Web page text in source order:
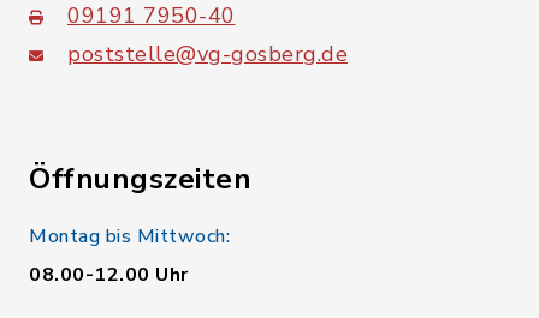
09191 7950-40
poststelle@vg-gosberg.de
Öffnungszeiten
Montag bis Mittwoch:
08.00-12.00 Uhr